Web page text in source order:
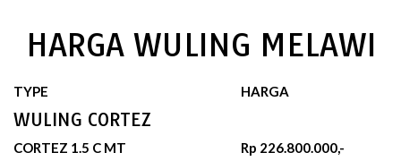
HARGA WULING MELAWI
TYPE HARGA
WULING CORTEZ
CORTEZ 1.5 C MT
Rp 226.800.000,-